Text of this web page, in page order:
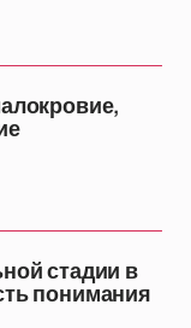
стадии в
понимания